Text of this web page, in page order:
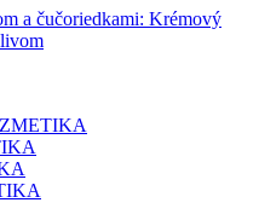
a čučoriedkami: Krémový